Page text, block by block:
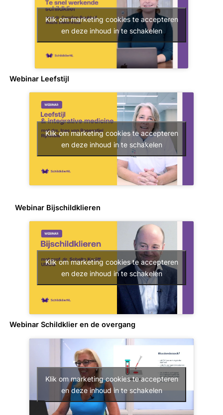
Klik om marketing cookies te accepteren
en deze inhoud in te schakelen
Webinar Leefstijl
Klik om marketing cookies te accepteren
en deze inhoud in te schakelen
Webinar Bijschildklieren
Klik om marketing cookies te accepteren
en deze inhoud in te schakelen
Webinar Schildklier en de overgang
Klik om marketing cookies te accepteren
en deze inhoud in te schakelen